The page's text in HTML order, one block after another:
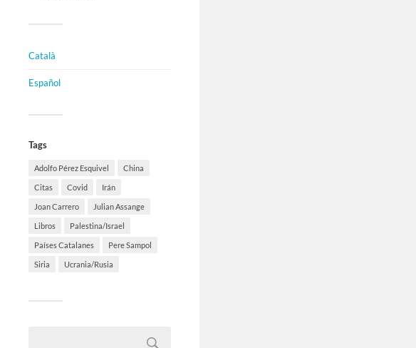
Català
Español
Tags
Adolfo Pérez Esquivel China
Citas Covid Irán
Joan Carrero Julian Assange
Libros Palestina/Israel
Países Catalanes Pere Sampol
Siria Ucrania/Rusia